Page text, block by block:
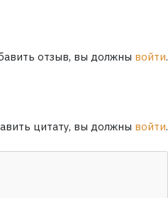
отзыв, вы должны войти.
цитату, вы должны войти.